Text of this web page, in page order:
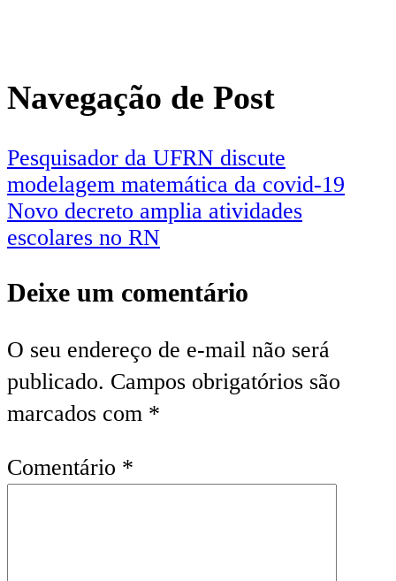
Navegação de Post
Pesquisador da UFRN discute
modelagem matemática da covid-19
Novo decreto amplia atividades
escolares no RN
Deixe um comentário
O seu endereço de e-mail não será
publicado. Campos obrigatórios são
marcados com *
Comentário *